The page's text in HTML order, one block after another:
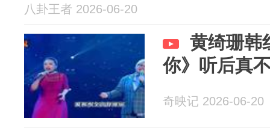
八卦王者 2026-06-20
黄绮珊韩
你》听后真
奇映记 2026-06-20